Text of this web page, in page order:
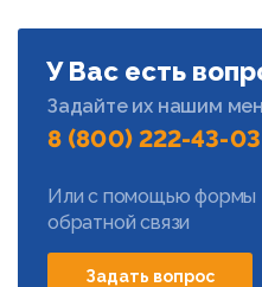
У Вас есть
Задайте их нашим
8 (800) 222-43-03
Или с помощью формы
обратной связи
Задать вопрос